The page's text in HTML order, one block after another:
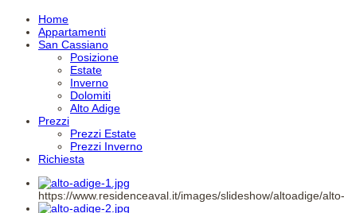
Home
Appartamenti
San Cassiano
Posizione
Estate
Inverno
Dolomiti
Alto Adige
Prezzi
Prezzi Estate
Prezzi Inverno
Richiesta
https://www.residenceaval.it/images/slideshow/altoadige/